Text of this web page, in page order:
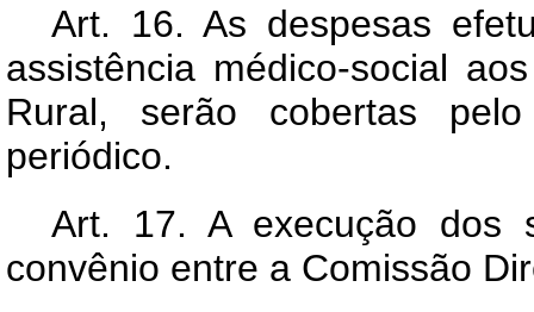
Art. 16. As despesas
assistência médico-social
Rural, serão cobertas pelo
periódico.
Art. 17. A execução dos
convênio entre a Comissão